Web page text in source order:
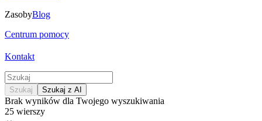
ZasobyBlog
Centrum pomocy
Kontakt
Szukaj Szukaj z AI
Brak wyników dla Twojego wyszukiwania
25 wierszy